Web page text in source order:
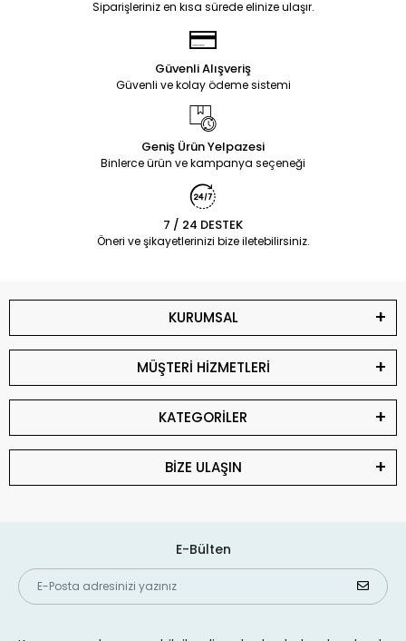
Siparişleriniz en kısa sürede elinize ulaşır.
Güvenli Alışveriş
Güvenli ve kolay ödeme sistemi
Geniş Ürün Yelpazesi
Binlerce ürün ve kampanya seçeneği
7 / 24 DESTEK
Öneri ve şikayetlerinizi bize iletebilirsiniz.
KURUMSAL
MÜŞTERİ HİZMETLERİ
KATEGORİLER
BİZE ULAŞIN
E-Bülten